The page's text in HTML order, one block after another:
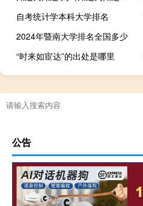
自考统计学本科大学排名
2024年暨南大学排名全国多少
“时来如宦达”的出处是哪里
公告